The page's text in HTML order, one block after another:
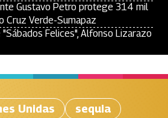
Gustavo Petro protege 314 mil
Cruz Verde-Sumapaz
Felices", Alfonso Lizarazo
Unidas sequia